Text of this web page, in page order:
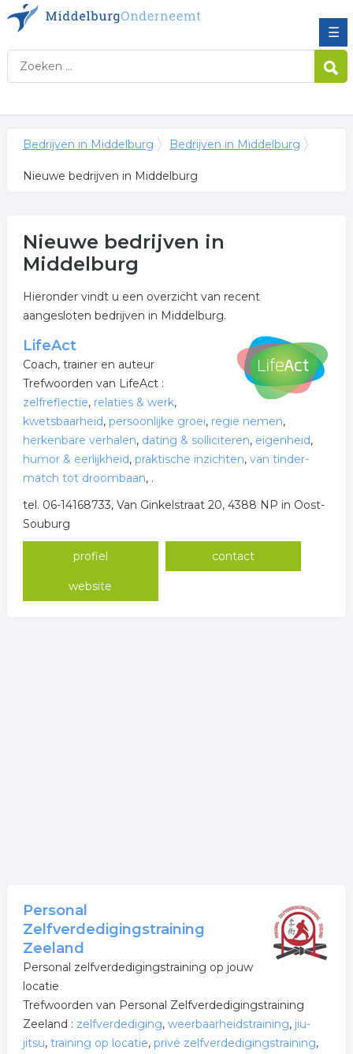
☰
Bedrijven in Middelburg Bedrijven in Middelburg
Nieuwe bedrijven in Middelburg
Nieuwe bedrijven in
Middelburg
Hieronder vindt u een overzicht van recent
aangesloten bedrijven in Middelburg.
LifeAct
Coach, trainer en auteur
Trefwoorden van LifeAct :
zelfreflectie, relaties & werk,
kwetsbaarheid, persoonlijke groei, regie nemen,
herkenbare verhalen, dating & solliciteren, eigenheid,
humor & eerlijkheid, praktische inzichten, van tinder-
match tot droombaan, .
tel. 06-14168733, Van Ginkelstraat 20, 4388 NP in Oost-
Souburg
profiel contact
website
Personal
Zelfverdedigingstraining
Zeeland
Personal zelfverdedigingstraining op jouw
locatie
Trefwoorden van Personal Zelfverdedigingstraining
Zeeland : zelfverdediging, weerbaarheidstraining, jiu-
jitsu, training op locatie, privé zelfverdedigingstraining,